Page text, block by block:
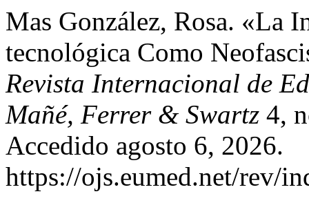
Mas González, Rosa. «La
tecnológica Como
Revista Internacional de
Mañé, Ferrer & Swartz 4,
Accedido agosto 6, 2026.
https://ojs.eumed.net/rev/